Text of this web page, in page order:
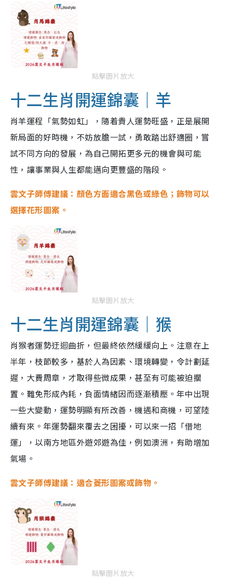
點擊圖片放大
十二生肖開運錦囊｜羊
肖羊運程「氣勢如虹」，隨着貴人運勢旺盛，正是展開
新局面的好時機，不妨放膽一試，勇敢踏出舒適圈，嘗
試不同方向的發展，為自己開拓更多元的機會與可能
性，讓事業與人生都能邁向更豐盛的階段。
雲文子師傅建議：顏色方面適合黑色或綠色；飾物可以
選擇花形圖案。
點擊圖片放大
十二生肖開運錦囊｜猴
肖猴者運勢迂迴曲折，但最終依然緩緩向上。注意在上
半年，枝節較多，基於人為因素、環境轉變，令計劃延
遲，大費周章，才取得些微成果，甚至有可能被迫擱
置。難免形成內耗，負面情緒因而逐漸積壓。年中出現
一些大變動，運勢明顯有所改善，機遇和商機，可望陸
續有來。年運勢翻來覆去之困擾，可以來一招「借地
運」，以南方地區外遊郊遊為佳，例如澳洲，有助增加
氣場。
雲文子師傅建議：適合菱形圖案或飾物。
點擊圖片放大